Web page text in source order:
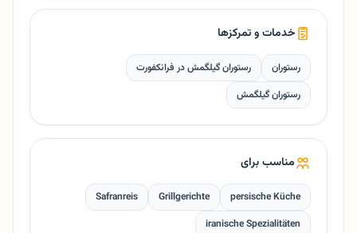
خدمات و تمرکزها
رستوران
رستوران گیلگمش در فرانکفورت
رستوران گیلگمش
مناسب برای
persische Küche
Grillgerichte
Safranreis
iranische Spezialitäten